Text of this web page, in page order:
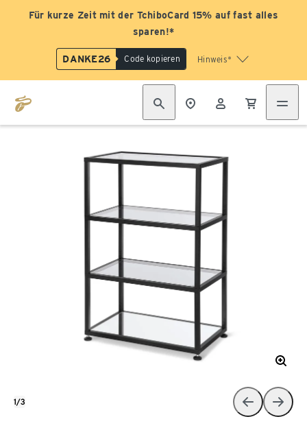
Für kurze Zeit mit der TchiboCard 15% auf fast alles
sparen!*
DANKE26 Code kopieren Hinweis*
1/3